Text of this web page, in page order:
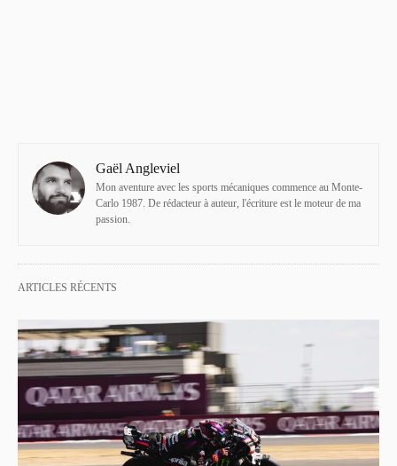
Gaël Angleviel
Mon aventure avec les sports mécaniques commence au Monte-
Carlo 1987. De rédacteur à auteur, l'écriture est le moteur de ma
passion.
ARTICLES RÉCENTS